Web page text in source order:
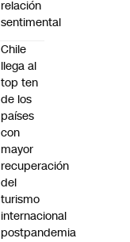
relación
sentimental
Chile
llega al
top ten
de los
países
con
mayor
recuperación
del
turismo
internacional
postpandemia